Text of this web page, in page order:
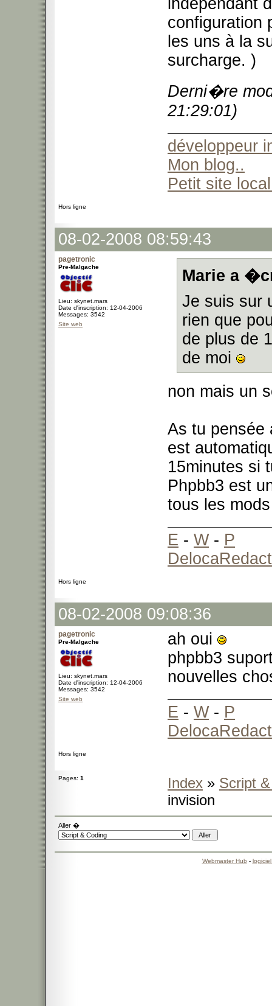
indépendant
configuration
les uns à la
surcharge. )
Derni�re
21:29:01)
développeur
Mon blog..
Petit site
Hors ligne
08-02-2008 08:59:43
pagetronic
Pre-Malgache
Lieu: skynet.mars
Date d'inscription: 12-04-2006
Messages: 3542
Site web
Marie a
Je suis sur
rien que
de plus de
de moi
non mais un
As tu pensée
est
15minutes si
Phpbb3 est
tous les
E - W- P
Hors ligne
08-02-2008 09:08:36
pagetronic
Pre-Malgache
Lieu: skynet.mars
Date d'inscription: 12-04-2006
Messages: 3542
Site web
ah oui
phpbb3
nouvelles
E - W- P
Hors ligne
Pages: 1 Index » Script
invision
Aller �
Webmaster Hub -